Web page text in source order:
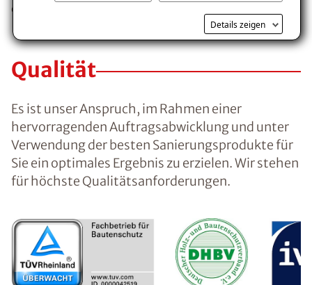
Details zeigen
dann einen Vororttermin zur Schadensanalyse.
Qualität
Es ist unser Anspruch, im Rahmen einer
hervorragenden Auftragsabwicklung und unter
Verwendung der besten Sanierungsprodukte für
Sie ein optimales Ergebnis zu erzielen. Wir stehen
für höchste Qualitätsanforderungen.